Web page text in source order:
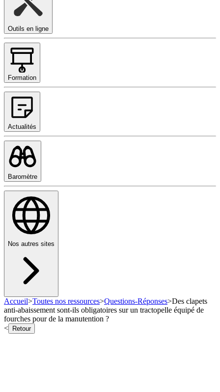
Outils en ligne
Formation
Actualités
Baromètre
Nos autres sites
Accueil>Toutes nos ressources>Questions-Réponses>Des clapets
anti-abaissement sont-ils obligatoires sur un tractopelle équipé de
fourches pour de la manutention ?
<
Retour